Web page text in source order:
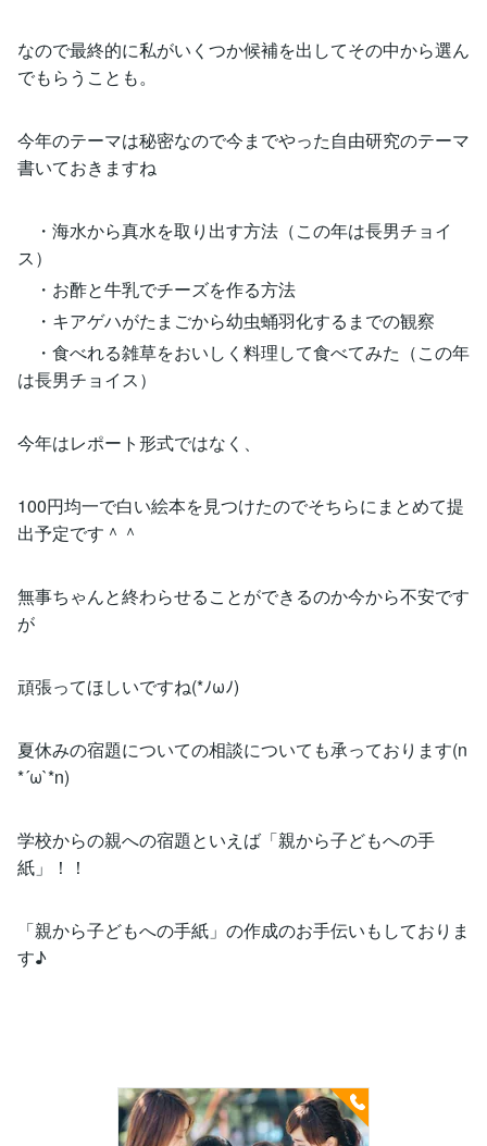
なので最終的に私がいくつか候補を出してその中から選ん
でもらうことも。
今年のテーマは秘密なので今までやった自由研究のテーマ
書いておきますね
・海水から真水を取り出す方法（この年は長男チョイ
ス）
・お酢と牛乳でチーズを作る方法
・キアゲハがたまごから幼虫蛹羽化するまでの観察
・食べれる雑草をおいしく料理して食べてみた（この年
は長男チョイス）
今年はレポート形式ではなく、
100円均一で白い絵本を見つけたのでそちらにまとめて提
出予定です＾＾
無事ちゃんと終わらせることができるのか今から不安です
が
頑張ってほしいですね(*ﾉωﾉ)
夏休みの宿題についての相談についても承っております(n
*´ω`*n)
学校からの親への宿題といえば「親から子どもへの手
紙」！！
「親から子どもへの手紙」の作成のお手伝いもしておりま
す♪